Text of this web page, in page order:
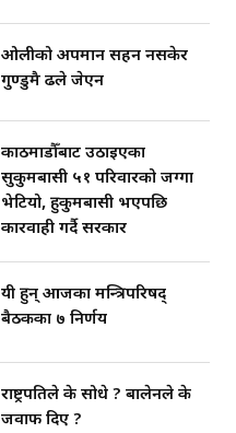
ओलीको अपमान सहन नसकेर
गुण्डुमै ढले जेएन
काठमाडौँबाट उठाइएका
सुकुमबासी ५१ परिवारको जग्गा
भेटियो, हुकुमबासी भएपछि
कारवाही गर्दै सरकार
यी हुन् आजका मन्त्रिपरिषद्
बैठकका ७ निर्णय
राष्ट्रपतिले के सोधे ? बालेनले के
जवाफ दिए ?